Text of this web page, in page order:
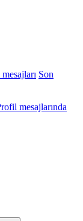
Son
mesajlarında